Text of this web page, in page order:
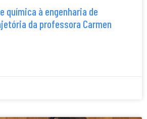
química à engenharia de
da professora Carmen